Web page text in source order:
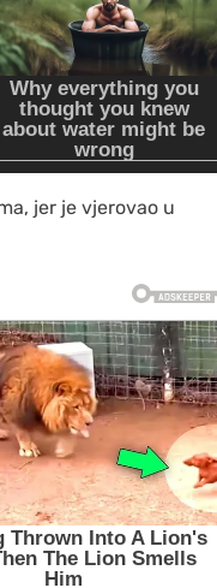
jer je vjerovao u